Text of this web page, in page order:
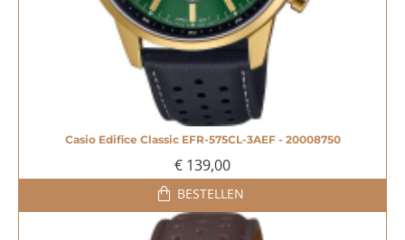
Casio Edifice Classic EFR-575CL-3AEF - 20008750
€ 139,00
BESTELLEN